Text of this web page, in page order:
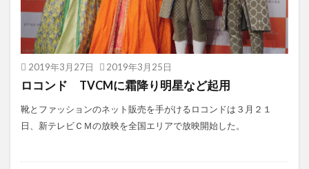
2019年3月27日 2019年3月25日
ロコンド TVCMに霜降り明星など起用
靴とファッションのネット販売を手がけるロコンドは３月２１
日、新テレビＣＭの放映を全国エリアで放映開始した。